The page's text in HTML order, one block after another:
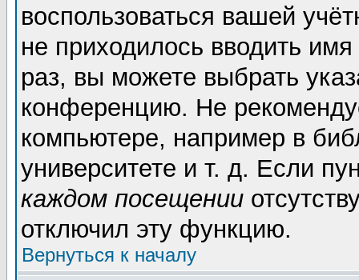
воспользоваться вашей
не приходилось вводить
раз, вы можете выбрать
конференцию. Не
компьютере, например в
университете и т. д. Если
каждом посещении
отключил эту функцию.
Вернуться к началу